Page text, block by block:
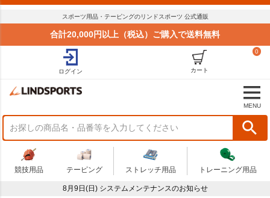
スポーツ用品・テーピングのリンドスポーツ 公式通販
合計20,000円以上（税込）ご購入で送料無料
ログイン
0
カート
MENU
競技用品 テーピング ストレッチ用品 トレーニング用品
8月9日(日) システムメンテナンスのお知らせ